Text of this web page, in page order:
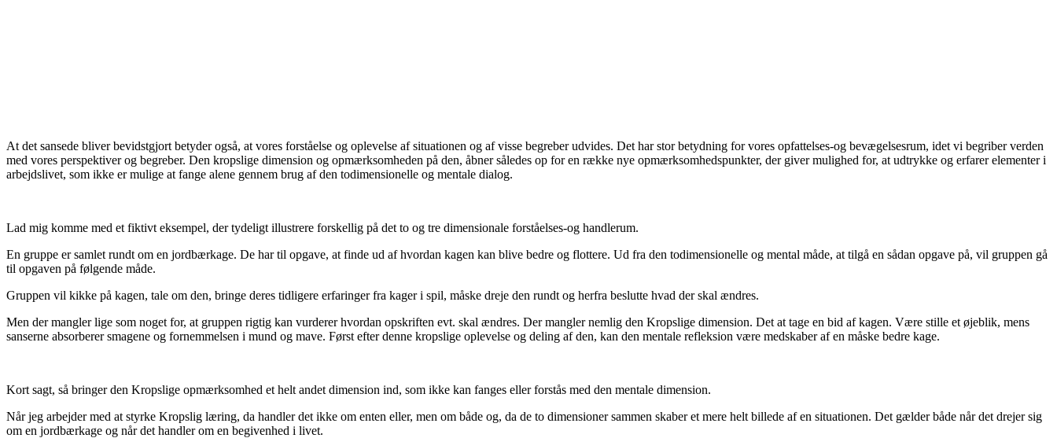
At det sansede bliver bevidstgjort betyder også, at vores forståelse og oplevelse af situationen og af visse begreber udvides. Det har stor betydning for vores opfattelses-og bevægelsesrum, idet vi begriber verden
med vores perspektiver og begreber. Den kropslige dimension og opmærksomheden på den, åbner således op for en række nye opmærksomhedspunkter, der giver mulighed for, at udtrykke og erfarer elementer i
arbejdslivet, som ikke er mulige at fange alene gennem brug af den todimensionelle og mentale dialog.
Lad mig komme med et fiktivt eksempel, der tydeligt illustrere forskellig på det to og tre dimensionale forståelses-og handlerum.
En gruppe er samlet rundt om en jordbærkage. De har til opgave, at finde ud af hvordan kagen kan blive bedre og flottere. Ud fra den todimensionelle og mental måde, at tilgå en sådan opgave på, vil gruppen gå
til opgaven på følgende måde.
Gruppen vil kikke på kagen, tale om den, bringe deres tidligere erfaringer fra kager i spil, måske dreje den rundt og herfra beslutte hvad der skal ændres.
Men der mangler lige som noget for, at gruppen rigtig kan vurderer hvordan opskriften evt. skal ændres. Der mangler nemlig den Kropslige dimension. Det at tage en bid af kagen. Være stille et øjeblik, mens
sanserne absorberer smagene og fornemmelsen i mund og mave. Først efter denne kropslige oplevelse og deling af den, kan den mentale refleksion være medskaber af en måske bedre kage.
Kort sagt, så bringer den Kropslige opmærksomhed et helt andet dimension ind, som ikke kan fanges eller forstås med den mentale dimension.
Når jeg arbejder med at styrke Kropslig læring, da handler det ikke om enten eller, men om både og, da de to dimensioner sammen skaber et mere helt billede af en situationen. Det gælder både når det drejer sig
om en jordbærkage og når det handler om en begivenhed i livet.